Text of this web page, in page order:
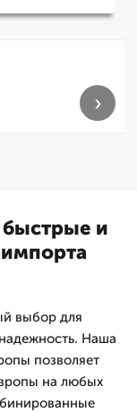
›
быстрые и
выбор для
Наша
позволяет
на любых